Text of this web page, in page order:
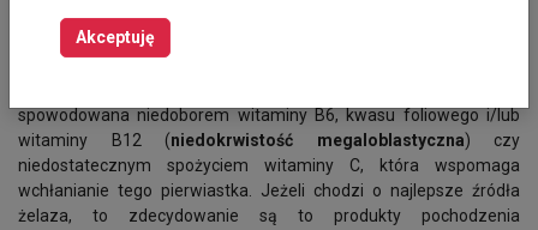
oceniające stężenie ferrytyny. Jeśli wyniki będą prawidłowe,
możemy odetchnąć, a na konsultację zgłosić się za pół roku.
spowodowana niedoborem witaminy B6, kwasu foliowego i/lub
witaminy B12 (niedokrwistość megaloblastyczna) czy
niedostatecznym spożyciem witaminy C, która wspomaga
wchłanianie tego pierwiastka. Jeżeli chodzi o najlepsze źródła
żelaza, to zdecydowanie są to produkty pochodzenia
Akceptuję